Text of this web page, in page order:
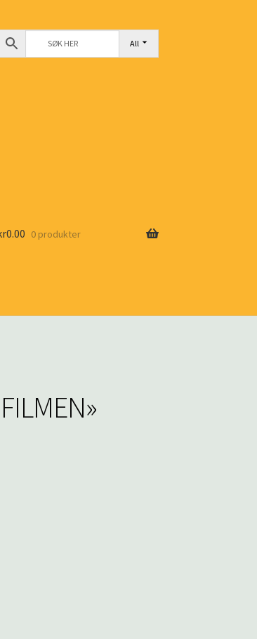
All
0.00 0 produkter